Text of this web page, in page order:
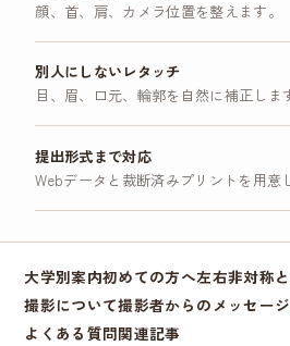
顔、首、肩、カメラ位置を整えます。
別人にしないレタッチ
目、眉、口元、輪郭を自然に補正しま
提出形式まで対応
Webデータと裁断済みプリントを用意
大学別案内初めての方へ左右非対称
撮影について撮影者からのメッセージ
よくある質問関連記事